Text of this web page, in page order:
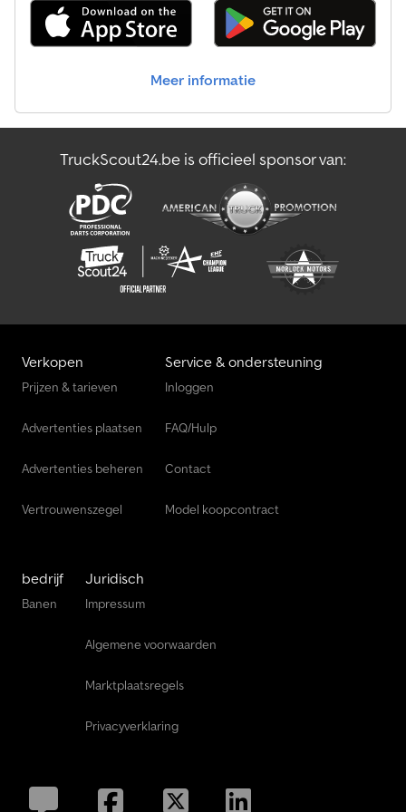
* Assenfabrikant: SAF * Bandenslijtage 1e as: 40% -- 40% -
Bandmaat: 385/65 R22,5 * Bandenslijtage 2e as: 40% -- 40% -
Bandmaat: 385/65 R22,5 * Bandenslijtage 3e as: 60% -- 60% -
Kilometerstand: 304.338 km * Uitschuifbaar: 3.500 mm *
Ecco-Steel vierkante posten * Houttransport: 2x6m, 2x5m, 3x4m,
achteruitrijvergrendeling Aansprakelijkheidsuitsluiting:
Wijzigingen, tussentijdse verkoop en drukfouten voorbehouden.
Meer foto's en video's vindt u op onze website. Onze uitgebreide
service omvat onder andere: * Inkoop / verkoop / verhuur van
bedrijfsvoertuigen * Snelle, eenvoudige financieringen *
Aanvragen van alle (export) documenten * Levering van export-
en douanekentekens * Voertuigvoorbereiding: nieuwe zeilen,
bestickering, spuitwerk, enz. * Professioneel laden /
adviseren u graag.
Meer informatie
TruckScout24.be is officieel sponsor van:
Verkopen
Prijzen & tarieven
Advertenties plaatsen
Advertenties beheren
Vertrouwenszegel
Service & ondersteuning
Inloggen
FAQ/Hulp
Contact
Model koopcontract
bedrijf
Banen
Juridisch
Impressum
Algemene voorwaarden
Marktplaatsregels
Privacyverklaring